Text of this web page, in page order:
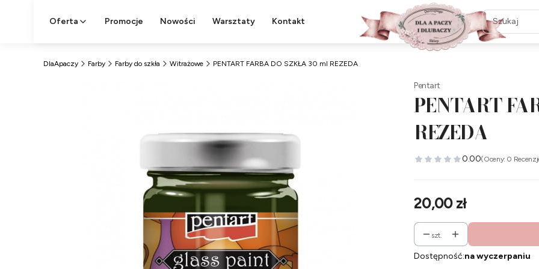
Oferta Promocje Nowości Warsztaty Kontakt
DlaApaczy Farby Farby do szkła Witrażowe PENTART FARBA DO SZKŁA 30 ml REZEDA
Pentart
PENTART
REZEDA
0.00(Oceny: 0
Cena
20,00 zł
szt.
Dostępność:na wyczerpaniu